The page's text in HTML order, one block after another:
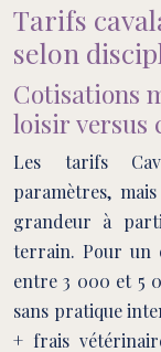
Tarifs
selon
Cotisations
loisir versus
Les tarifs
paramètres,
grandeur à
terrain. Pour un
entre 3 000 et 5
sans pratique
+ frais